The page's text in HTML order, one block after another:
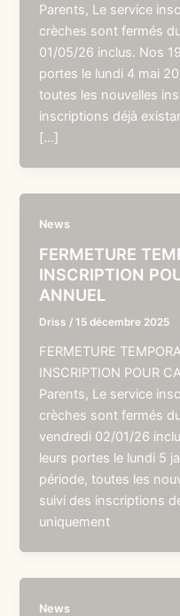
Parents, Le service
crèches sont fermés
01/05/26 inclus. Nos
portes le lundi 4 mai
toutes les nouvelles
inscriptions déjà
[…]
News
FERMETURE
INSCRIPTION
ANNUEL
Driss /15 décembre 2025
FERMETURE
INSCRIPTION POUR
Parents, Le service
crèches sont fermés
vendredi 02/01/26
leurs portes le lundi 5
période, toutes les
suivi des inscriptions
uniquement
News